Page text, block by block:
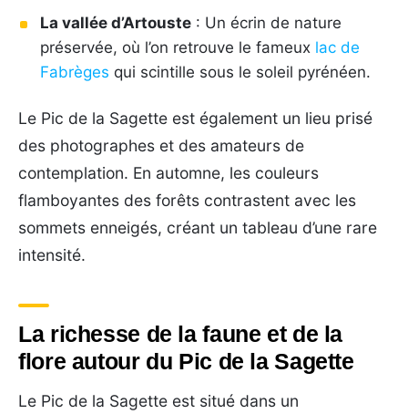
La vallée d’Artouste : Un écrin de nature
préservée, où l’on retrouve le fameux lac de
Fabrèges qui scintille sous le soleil pyrénéen.
Le Pic de la Sagette est également un lieu prisé
des photographes et des amateurs de
contemplation. En automne, les couleurs
flamboyantes des forêts contrastent avec les
sommets enneigés, créant un tableau d’une rare
intensité.
La richesse de la faune et de la
flore autour du Pic de la Sagette
Le Pic de la Sagette est situé dans un